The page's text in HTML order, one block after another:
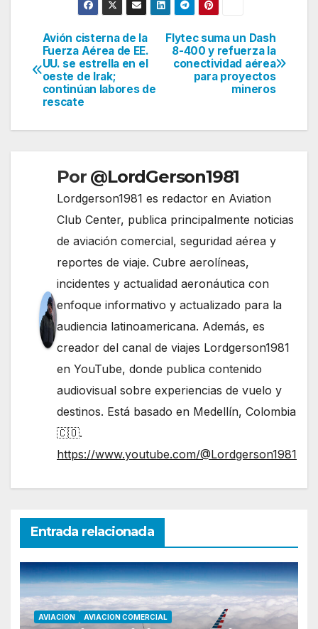
Navegación
de
entradas
Flytec suma un Dash
8-400 y refuerza la
conectividad aérea
para proyectos
mineros
Avión cisterna de la
Fuerza Aérea de EE.
UU. se estrella en el
oeste de Irak;
continúan labores de
rescate
Por @LordGerson1981
Lordgerson1981 es redactor en Aviation
Club Center, publica principalmente noticias
de aviación comercial, seguridad aérea y
reportes de viaje. Cubre aerolíneas,
incidentes y actualidad aeronáutica con
enfoque informativo y actualizado para la
audiencia latinoamericana. Además, es
creador del canal de viajes Lordgerson1981
en YouTube, donde publica contenido
audiovisual sobre experiencias de vuelo y
destinos. Está basado en Medellín, Colombia
🇨🇴.
https://www.youtube.com/@Lordgerson1981
Entrada relacionada
AVIACION AVIACION COMERCIAL